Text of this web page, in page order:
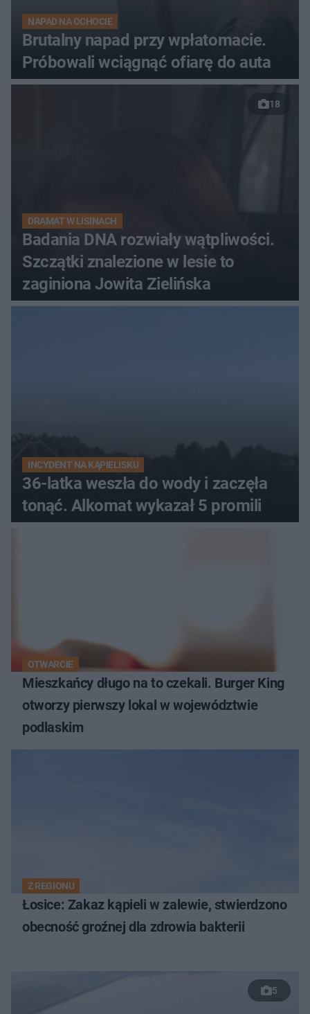
NAPAD NA OCHOCIE
Brutalny napad przy wpłatomacie.
Próbowali wciągnąć ofiarę do auta
18
DRAMAT W LISINACH
Badania DNA rozwiały wątpliwości.
Szczątki znalezione w lesie to
zaginiona Jowita Zielińska
INCYDENT NA KĄPIELISKU
36-latka weszła do wody i zaczęła
tonąć. Alkomat wykazał 5 promili
OTWARCIE
Mieszkańcy długo na to czekali. Burger King
otworzy pierwszy lokal w województwie
podlaskim
Z REGIONU
Łosice: Zakaz kąpieli w zalewie, stwierdzono
obecność groźnej dla zdrowia bakterii
5